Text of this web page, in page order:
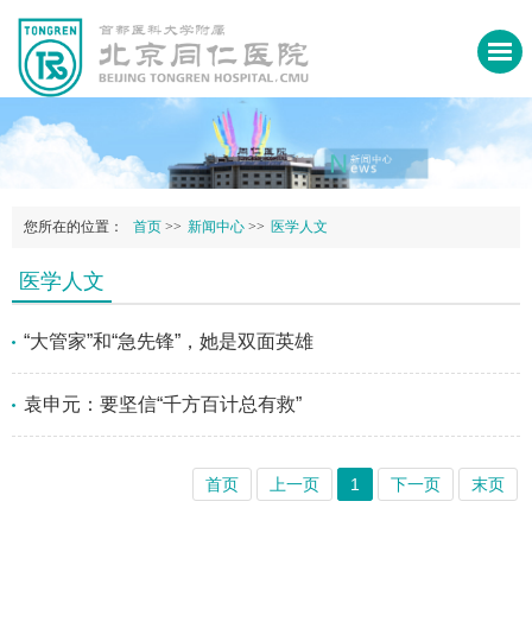
您所在的位置： 首页 >> 新闻中心 >> 医学人文
医学人文
“大管家”和“急先锋”，她是双面英雄
袁申元：要坚信“千方百计总有救”
首页 上一页 1 下一页 末页